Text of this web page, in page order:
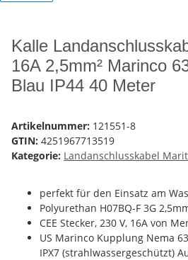
Kalle
16A 2,5mm² Marinco
Blau IP44 40 Meter
Artikelnummer: 121551-8
GTIN: 4251967713519
Kategorie: Landanschlusskabel
perfekt für den Einsatz am
Polyurethan H07BQ-F 3G
CEE Stecker, 230 V, 16A von
US Marinco Kupplung Nema
IPX7 (strahlwassergeschützt)